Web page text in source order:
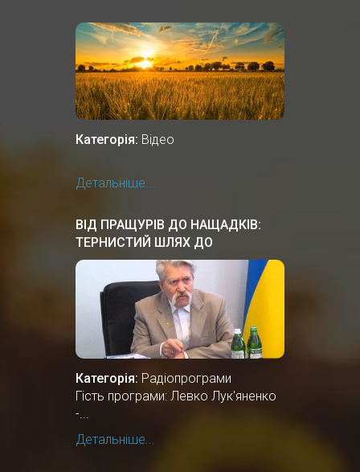
Категорія: Відео
Детальніше...
ВІД ПРАЩУРІВ ДО НАЩАДКІВ:
ТЕРНИСТИЙ ШЛЯХ ДО
НЕЗАЛЕЖНОСТІ
Категорія: Радіопрограми
Гість програми: Левко Лук'яненко
-...
Детальніше...